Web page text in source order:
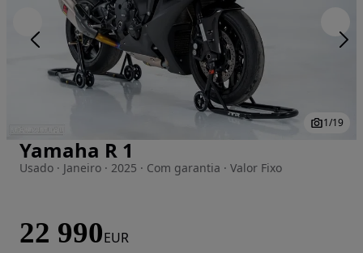
Imagem 1 de 19
1/19
Yamaha R 1
Usado · Janeiro · 2025 · Com garantia · Valor Fixo
22 990EUR